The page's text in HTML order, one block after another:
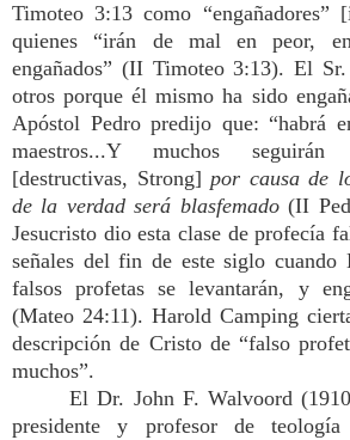
Timoteo 3:13 como “engañadores”
quienes “irán de mal en peor,
engañados” (II Timoteo 3:13). El
otros porque él mismo ha sido
Apóstol Pedro predijo que: “habrá
maestros...Y muchos seguirán
[destructivas, Strong] por causa de
de la verdad será blasfemado(II
Jesucristo dio esta clase de profecía
señales del fin de este siglo
falsos profetas se levantarán, y
(Mateo 24:11). Harold Camping
descripción de Cristo de “falso
muchos”.
El Dr. John F. Walvoord
presidente y profesor de